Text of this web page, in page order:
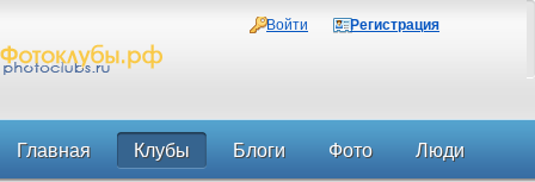
Войти Регистрация
Главная Клубы Блоги Фото Люди